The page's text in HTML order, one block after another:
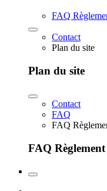
FAQ
Contact
Plan du site
Plan du site
Contact
FAQ
FAQ
FAQ